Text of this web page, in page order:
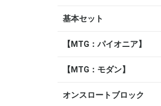
基本セット
【MTG：パイオニア】
【MTG：モダン】
オンスロートブロック